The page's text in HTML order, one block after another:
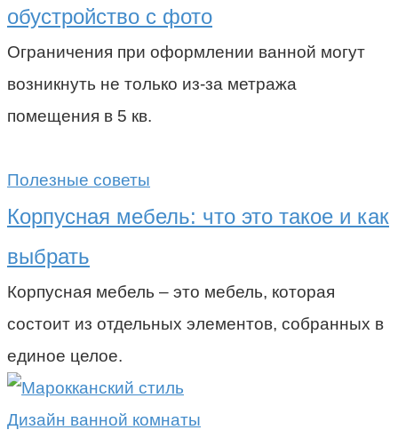
обустройство с фото
Ограничения при оформлении ванной могут
возникнуть не только из-за метража
помещения в 5 кв.
Полезные советы
Корпусная мебель: что это такое и как
выбрать
Корпусная мебель – это мебель, которая
состоит из отдельных элементов, собранных в
единое целое.
Дизайн ванной комнаты